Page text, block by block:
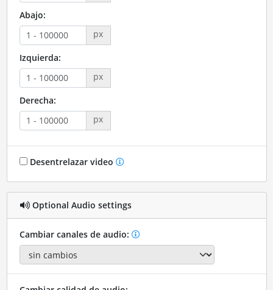
Abajo:
px
Izquierda:
px
Derecha:
px
Desentrelazar video
Optional Audio settings
Cambiar canales de audio: